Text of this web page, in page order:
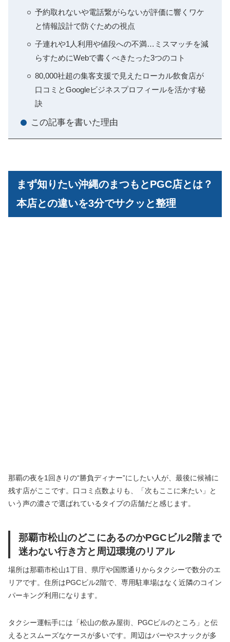
予約取れないや電話繋がらないが評価に響くワケ
と情報設計で防ぐための視点
子連れや1人利用や値段への不満…ミスマッチを減
らすためにWebで書くべきたった3つのコト
80,000社超の集客支援で見えたローカル飲食店が
口コミとGoogleビジネスプロフィールを活かす秘
訣
この記事を書いた理由
まず知りたい沖縄のまつもとPGC店とは？
本店との違いを3分でサクッと整理
那覇の夜を1回きりの“勝負ディナー”にしたい人が、最後に候補に
残す店がここです。口コミ点数よりも、「次もここに来たい」と
いう声の濃さで選ばれているタイプの店舗だと感じます。
那覇市松山のどこにあるのかPGCビル2階まで
迷わない行き方と周辺環境のリアル
場所は那覇市松山1丁目、県庁や国際通りからタクシーで数分のエ
リアです。住所はPGCビル2階で、専用駐車場はなく近隣のコイン
パーキング利用になります。
タクシー運転手には「松山の飲み屋街、PGCビルのところ」と伝
えるとスムーズなケースが多いです。周辺はバーやスナックが多